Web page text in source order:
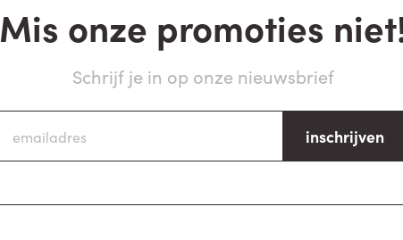
Mis onze promoties
Schrijf je in op onze nieuwsbrief
inschrijven